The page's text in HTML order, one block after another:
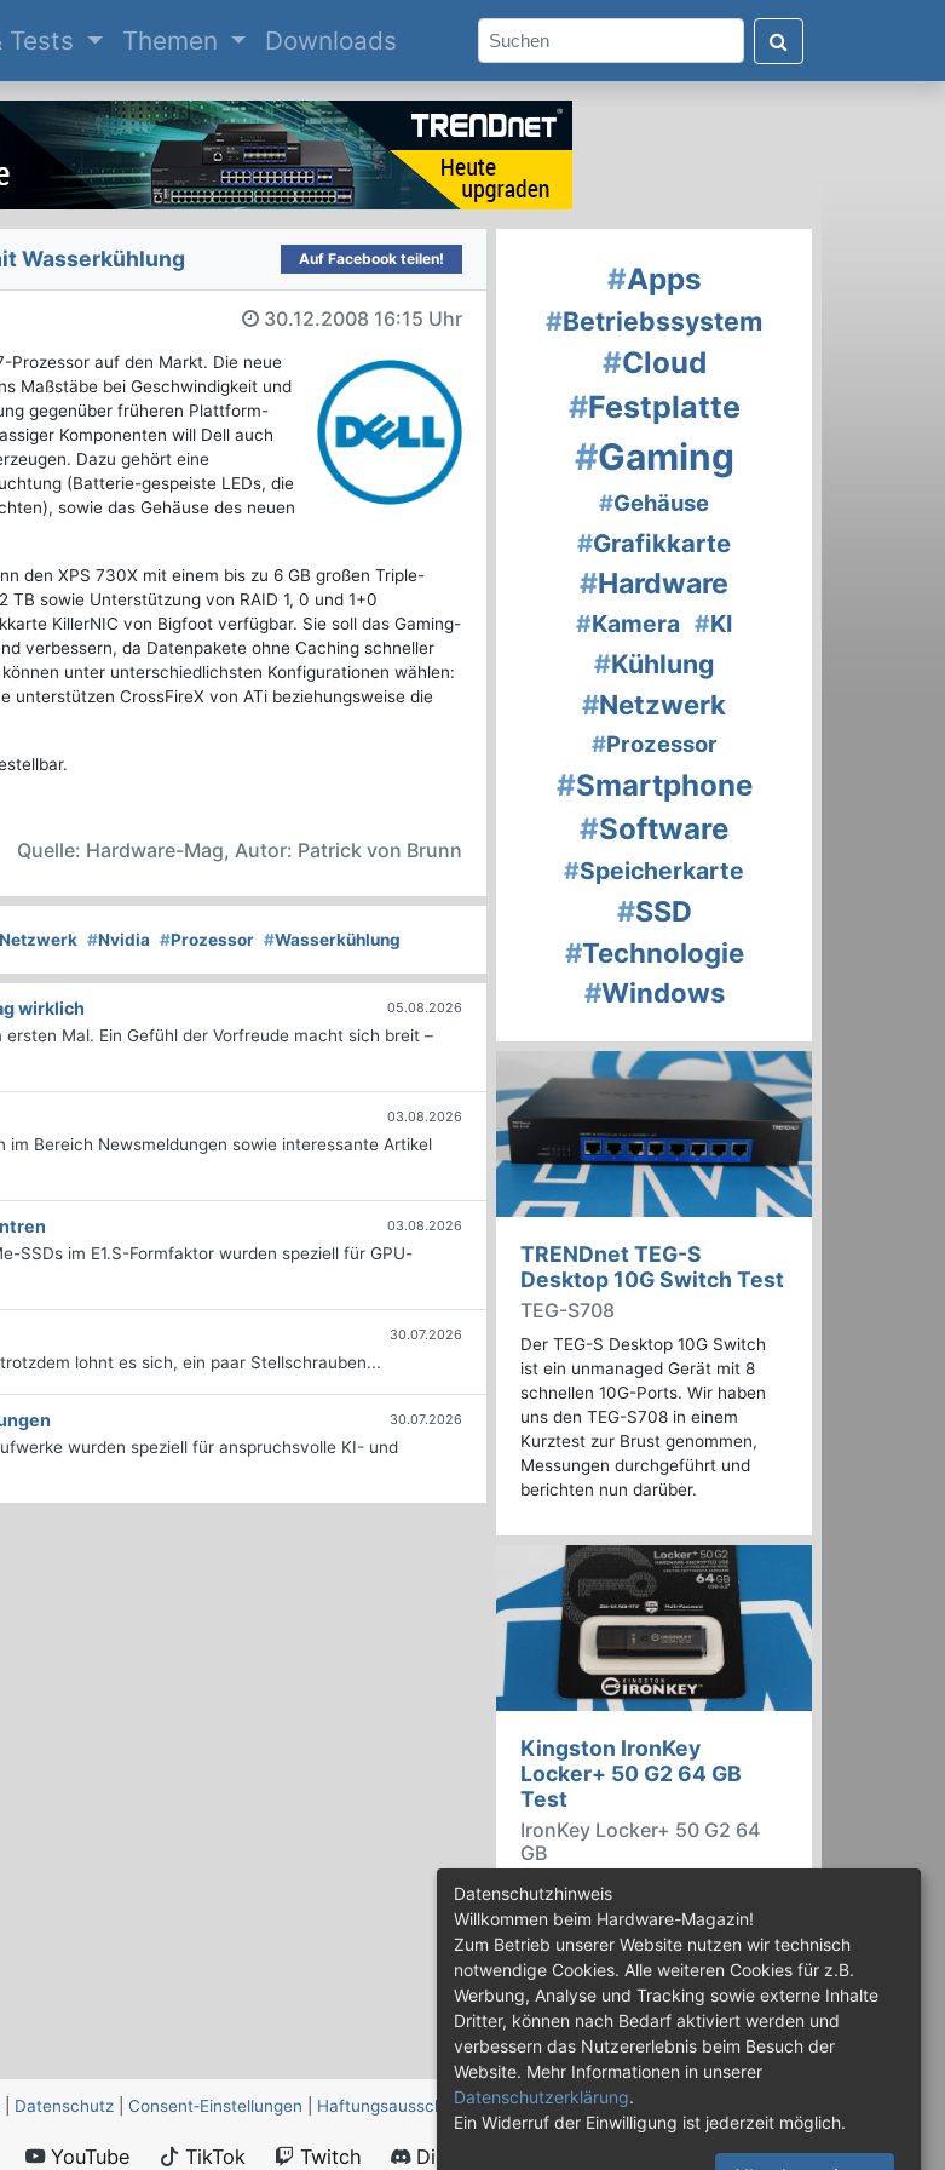
Tests Themen Downloads
Wasserkühlung Auf Facebook teilen!
30.12.2008 16:15 Uhr
Prozessor auf den Markt. Die neue
Maßstäbe bei Geschwindigkeit und
gegenüber früheren Plattform-
Komponenten will Dell auch
Dazu gehört eine
(Batterie-gespeiste LEDs, die
sowie das Gehäuse des neuen
den XPS 730X mit einem bis zu 6 GB großen Triple-
sowie Unterstützung von RAID 1, 0 und 1+0
KillerNIC von Bigfoot verfügbar. Sie soll das Gaming-
verbessern, da Datenpakete ohne Caching schneller
unter unterschiedlichsten Konfigurationen wählen:
unterstützen CrossFireX von ATi beziehungsweise die
Quelle: Hardware-Mag, Autor: Patrick von Brunn
Netzwerk #Nvidia #Prozessor #Wasserkühlung
wirklich 05.08.2026
Mal. Ein Gefühl der Vorfreude macht sich breit –
03.08.2026
Bereich Newsmeldungen sowie interessante Artikel
03.08.2026
SSDs im E1.S-Formfaktor wurden speziell für GPU-
30.07.2026
lohnt es sich, ein paar Stellschrauben...
30.07.2026
wurden speziell für anspruchsvolle KI- und
#Apps
#Betriebssystem
#Cloud
#Festplatte
#Gaming
#Gehäuse
#Grafikkarte
#Hardware
#Kamera #KI
#Kühlung
#Netzwerk
#Prozessor
#Smartphone
#Software
#Speicherkarte
#SSD
#Technologie
#Windows
TRENDnet TEG-S
Desktop 10G Switch Test
TEG-S708
Der TEG-S Desktop 10G Switch
ist ein unmanaged Gerät mit 8
schnellen 10G-Ports. Wir haben
uns den TEG-S708 in einem
Kurztest zur Brust genommen,
Messungen durchgeführt und
berichten nun darüber.
Kingston IronKey
Locker+ 50 G2 64 GB
Test
IronKey Locker+ 50 G2 64
GB
Der IronKey Locker+ 50 G2 von
Kingston ist ein USB-
Flashspeicher mit 256 Bit starker
AES-HW-Verschlüsselung im XTS-
Modus. Wir haben das 64-GB-
Modell im Praxistest genauer
begutachtet.
Datenschutz Consent‑Einstellungen Haftungsausschluss
YouTube TikTok Twitch Discord
Datenschutzhinweis
Willkommen beim Hardware-Magazin!
Zum Betrieb unserer Website nutzen wir technisch
notwendige Cookies. Alle weiteren Cookies für z.B.
Werbung, Analyse und Tracking sowie externe Inhalte
Dritter, können nach Bedarf aktiviert werden und
verbessern das Nutzererlebnis beim Besuch der
Website. Mehr Informationen in unserer
Datenschutzerklärung.
Ein Widerruf der Einwilligung ist jederzeit möglich.